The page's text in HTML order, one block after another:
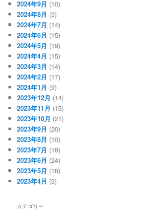
2024年9月 (10)
2024年8月 (3)
2024年7月 (14)
2024年6月 (15)
2024年5月 (19)
2024年4月 (15)
2024年3月 (14)
2024年2月 (17)
2024年1月 (9)
2023年12月 (14)
2023年11月 (15)
2023年10月 (21)
2023年9月 (20)
2023年8月 (10)
2023年7月 (18)
2023年6月 (24)
2023年5月 (18)
2023年4月 (3)
カテゴリー